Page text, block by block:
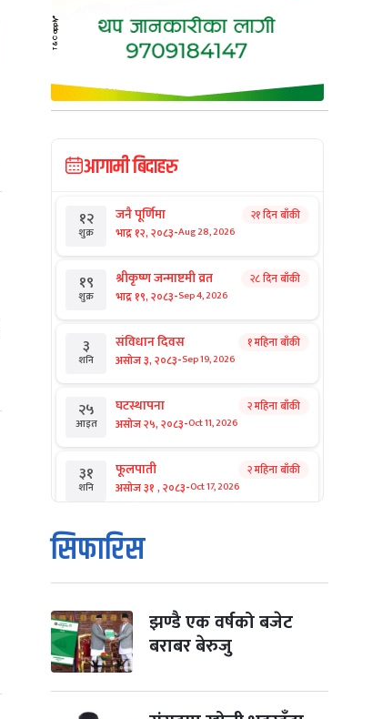
आगामी बिदाहरु
१२
शुक्र
जनै पूर्णिमा
भाद्र १२, २०८३-Aug 28, 2026
२१ दिन बाँकी
१९
शुक्र
श्रीकृष्ण जन्माष्टमी व्रत
भाद्र १९, २०८३-Sep 4, 2026
२८ दिन बाँकी
३
शनि
संविधान दिवस
असोज ३, २०८३-Sep 19, 2026
१ महिना बाँकी
२५
आइत
घटस्थापना
असोज २५, २०८३-Oct 11, 2026
२ महिना बाँकी
३१
शनि
फूलपाती
असोज ३१ , २०८३-Oct 17, 2026
२ महिना बाँकी
१
आइत
कार्तिक सङ्क्रान्ति
कार्तिक १, २०८३
मंगल कार्तिक ३, २०८३ -Oct 20, 2026
४ विजयादशमी
कार्तिक ४, २०८३
सिफारिस
झण्डै एक वर्षको बजेट
बराबर बेरुजु